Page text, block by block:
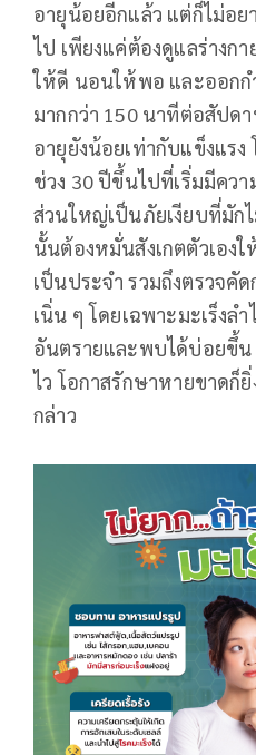
อายุน้อยอีกแล้ว แต่ก็ไม่อ
ไป เพียงแค่ต้องดูแลร่างก
ให้ดี นอนให้พอ และออกก
มากกว่า 150 นาทีต่อสัปด
อายุยังน้อยเท่ากับแข็งแรง
ช่วง 30 ปีขึ้นไปที่เริ่มมีควา
ส่วนใหญ่เป็นภัยเงียบที่มัก
นั้นต้องหมั่นสังเกตตัวเอง
เป็นประจำ รวมถึงตรวจคัด
เนิ่น ๆ โดยเฉพาะมะเร็งล
อันตรายและพบได้บ่อยขึ้น
ไว โอกาสรักษาหายขาดก็
กล่าว